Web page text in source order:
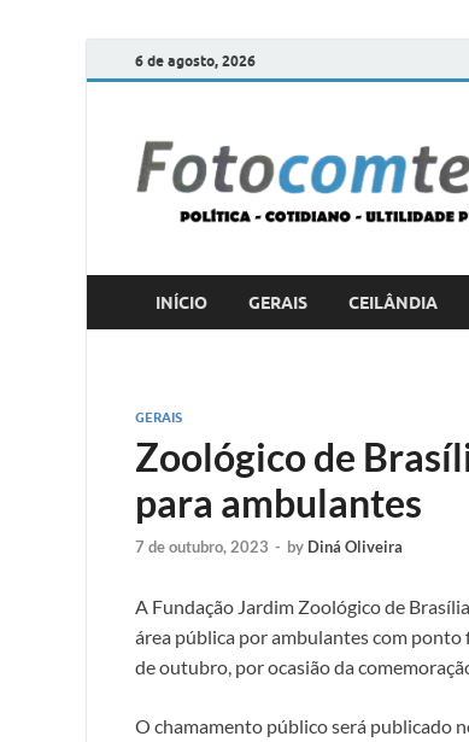
6 de agosto, 2026
INÍCIO GERAIS CEILÂNDIA
GERAIS
Zoológico de
para ambulantes
7 de outubro, 2023 - by Diná Oliveira
A Fundação Jardim Zoológico de
área pública por ambulantes com ponto
de outubro, por ocasião da
O chamamento público será publicado